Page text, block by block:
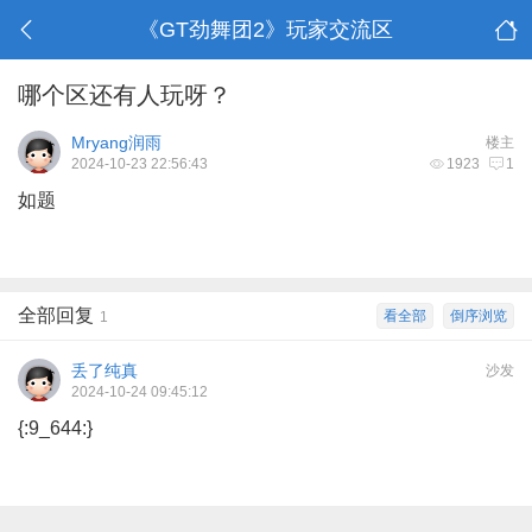
《GT劲舞团2》玩家交流区
哪个区还有人玩呀？
楼主
Mryang润雨
1923 1
2024-10-23 22:56:43
如题
倒序浏览
看全部
全部回复 1
沙发
丢了纯真
2024-10-24 09:45:12
{:9_644:}